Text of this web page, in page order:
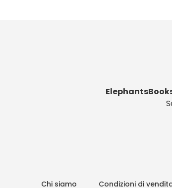
Chi siamo Condizioni di